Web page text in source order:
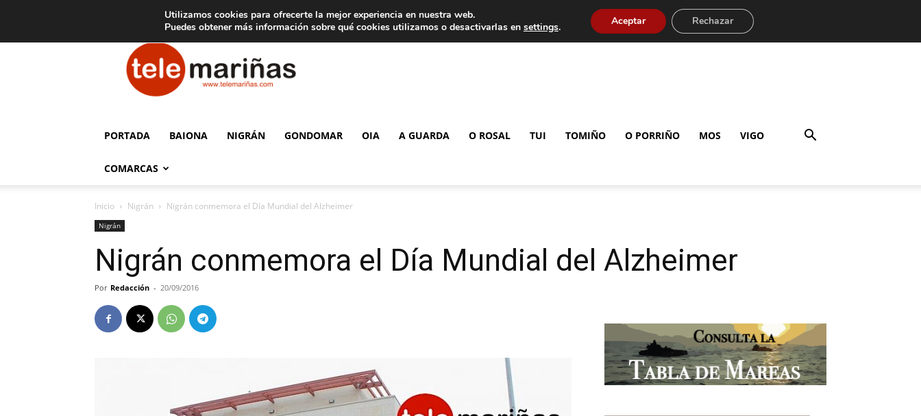
Aviso legal Tarifas de publicidad
Telemariñas
PORTADA BAIONA NIGRÁN GONDOMAR OIA A GUARDA O ROSAL TUI TOMIÑO O PORRIÑO MOS VIGO
COMARCAS
Inicio Nigrán Nigrán conmemora el Día Mundial del Alzheimer
Nigrán
Nigrán conmemora el Día Mundial del Alzheimer
Por Redacción - 20/09/2016
Utilizamos cookies para ofrecerte la mejor experiencia en nuestra web.
Puedes obtener más información sobre qué cookies utilizamos o desactivarlas en settings. Aceptar Rechazar